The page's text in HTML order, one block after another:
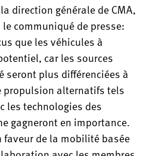
direction générale de CMA,
communiqué de presse:
que les véhicules à
car les sources
plus différenciées à
propulsion alternatifs tels
les technologies des
gagneront en importance.
faveur de la mobilité basée